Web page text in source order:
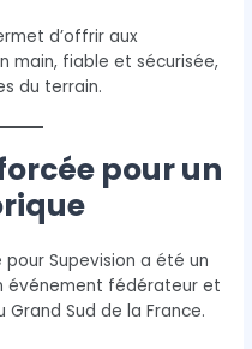
d’offrir aux
main, fiable et sécurisée,
du terrain.
pour un
Supevision a été un
événement fédérateur et
Sud de la France.